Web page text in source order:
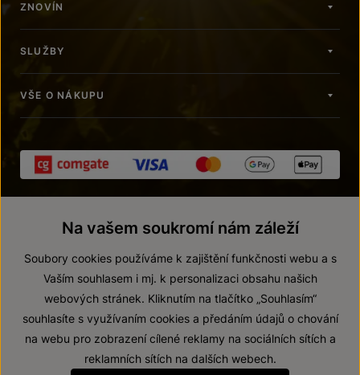
ZNOVÍN
SLUŽBY
VŠE O NÁKUPU
© 2026 ZNOVÍN ZNOJMO, a. s.
Prohlášení o přístupnosti
Na vašem soukromí nám záleží
Soubory cookies používáme k zajištění funkčnosti webu a s
Vaším souhlasem i mj. k personalizaci obsahu našich
webových stránek. Kliknutím na tlačítko „Souhlasím“
souhlasíte s využívaním cookies a předáním údajů o chování
na webu pro zobrazení cílené reklamy na sociálních sítích a
reklamních sítích na dalších webech.